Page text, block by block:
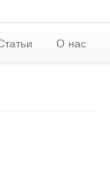
О нас